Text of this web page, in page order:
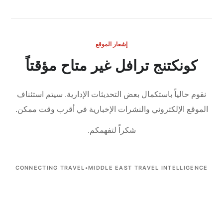
إشعار الموقع
كونكتنج ترافل غير متاح مؤقتاً
نقوم حالياً باستكمال بعض التحديثات الإدارية. سيتم استئناف
الموقع الإلكتروني والنشرات الإخبارية في أقرب وقت ممكن.
شكراً لتفهمكم.
CONNECTING TRAVEL •MIDDLE EAST TRAVEL INTELLIGENCE